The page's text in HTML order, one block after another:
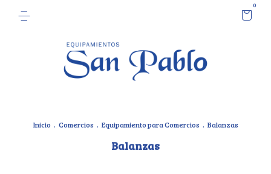
0
Inicio . Comercios . Equipamiento para Comercios . Balanzas
Balanzas